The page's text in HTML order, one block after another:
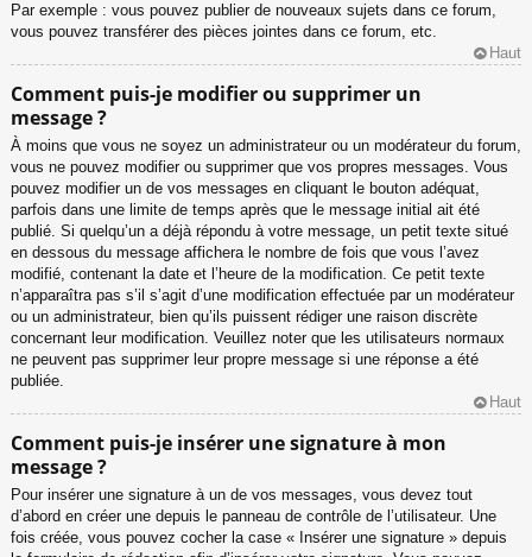
Par exemple : vous pouvez publier de nouveaux sujets dans ce forum,
vous pouvez transférer des pièces jointes dans ce forum, etc.
Haut
Comment puis-je modifier ou supprimer un
message ?
À moins que vous ne soyez un administrateur ou un modérateur du forum,
vous ne pouvez modifier ou supprimer que vos propres messages. Vous
pouvez modifier un de vos messages en cliquant le bouton adéquat,
parfois dans une limite de temps après que le message initial ait été
publié. Si quelqu’un a déjà répondu à votre message, un petit texte situé
en dessous du message affichera le nombre de fois que vous l’avez
modifié, contenant la date et l’heure de la modification. Ce petit texte
n’apparaîtra pas s’il s’agit d’une modification effectuée par un modérateur
ou un administrateur, bien qu’ils puissent rédiger une raison discrète
concernant leur modification. Veuillez noter que les utilisateurs normaux
ne peuvent pas supprimer leur propre message si une réponse a été
publiée.
Haut
Comment puis-je insérer une signature à mon
message ?
Pour insérer une signature à un de vos messages, vous devez tout
d’abord en créer une depuis le panneau de contrôle de l’utilisateur. Une
fois créée, vous pouvez cocher la case « Insérer une signature » depuis